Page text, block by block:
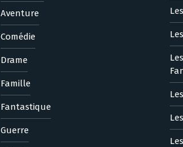
Aventure
Comédie
Drame
Famille
Fantastique
Guerre